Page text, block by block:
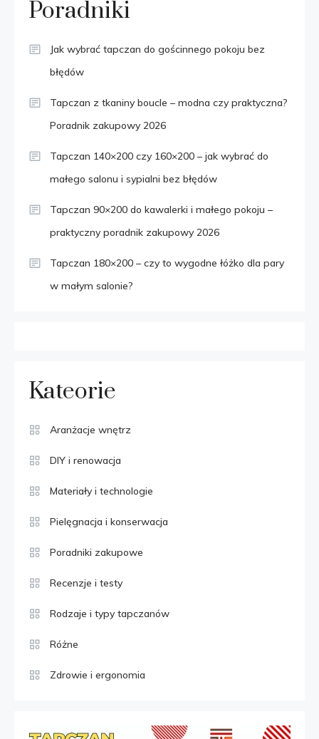
Poradniki
Jak wybrać tapczan do gościnnego pokoju bez
błędów
Tapczan z tkaniny boucle – modna czy praktyczna?
Poradnik zakupowy 2026
Tapczan 140×200 czy 160×200 – jak wybrać do
małego salonu i sypialni bez błędów
Tapczan 90×200 do kawalerki i małego pokoju –
praktyczny poradnik zakupowy 2026
Tapczan 180×200 – czy to wygodne łóżko dla pary
w małym salonie?
Kateorie
Aranżacje wnętrz
DIY i renowacja
Materiały i technologie
Pielęgnacja i konserwacja
Poradniki zakupowe
Recenzje i testy
Rodzaje i typy tapczanów
Różne
Zdrowie i ergonomia